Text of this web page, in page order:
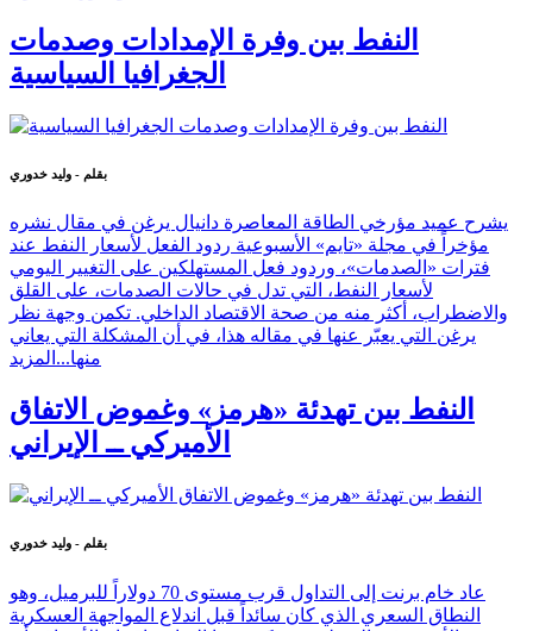
النفط بين وفرة الإمدادات وصدمات
الجغرافيا السياسية
بقلم - وليد خدوري
يشرح عميد مؤرخي الطاقة المعاصرة دانيال يرغن في مقال نشره
مؤخراً في مجلة «تايم» الأسبوعية ردود الفعل لأسعار النفط عند
فترات «الصدمات»، وردود فعل المستهلكين على التغيير اليومي
لأسعار النفط، التي تدل في حالات الصدمات، على القلق
والاضطراب، أكثر منه من صحة الاقتصاد الداخلي. تكمن وجهة نظر
يرغن التي يعبّر عنها في مقاله هذا، في أن المشكلة التي يعاني
منها... المزيد
النفط بين تهدئة «هرمز» وغموض الاتفاق
الأميركي ــ الإيراني
بقلم - وليد خدوري
عاد خام برنت إلى التداول قرب مستوى 70 دولاراً للبرميل، وهو
النطاق السعري الذي كان سائداً قبل اندلاع المواجهة العسكرية